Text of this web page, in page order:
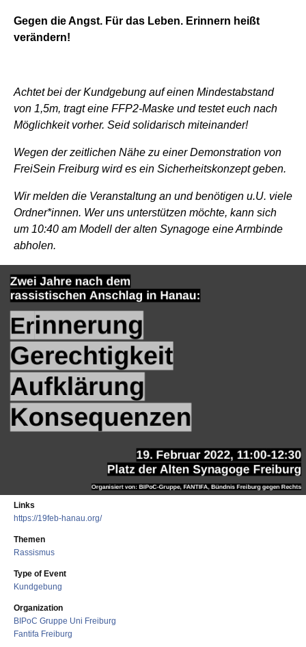
Gegen die Angst. Für das Leben. Erinnern heißt
verändern!
Achtet bei der Kundgebung auf einen Mindestabstand
von 1,5m, tragt eine FFP2-Maske und testet euch nach
Möglichkeit vorher. Seid solidarisch miteinander!
Wegen der zeitlichen Nähe zu einer Demonstration von
FreiSein Freiburg wird es ein Sicherheitskonzept geben.
Wir melden die Veranstaltung an und benötigen u.U. viele
Ordner*innen. Wer uns unterstützen möchte, kann sich
um 10:40 am Modell der alten Synagoge eine Armbinde
abholen.
Links
https://19feb-hanau.org/
Themen
Rassismus
Type of Event
Kundgebung
Organization
BIPoC Gruppe Uni Freiburg
Fantifa Freiburg